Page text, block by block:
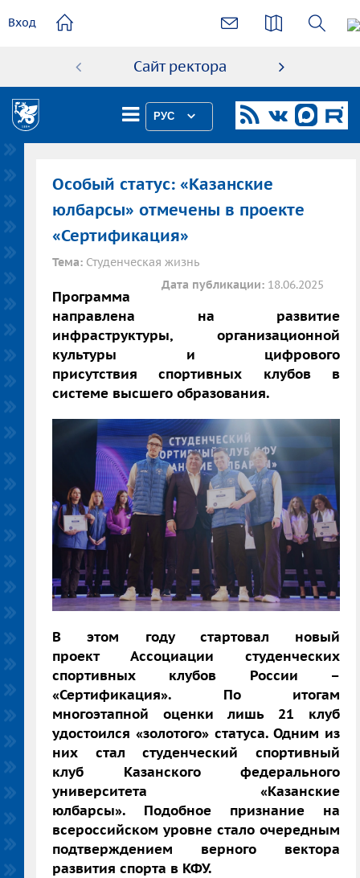
содержанию
Вход
Сайт ректора
РУС
Особый статус: «Казанские
юлбарсы» отмечены в проекте
«Сертификация»
Тема: Студенческая жизнь
Дата публикации: 18.06.2025
Программа
направлена на развитие
инфраструктуры, организационной
культуры и цифрового
присутствия спортивных клубов в
системе высшего образования.
В этом году стартовал новый
проект Ассоциации студенческих
спортивных клубов России –
«Сертификация». По итогам
многоэтапной оценки лишь 21 клуб
удостоился «золотого» статуса. Одним из
них стал студенческий спортивный
клуб Казанского федерального
университета «Казанские
юлбарсы». Подобное признание на
всероссийском уровне стало очередным
подтверждением верного вектора
развития спорта в КФУ.